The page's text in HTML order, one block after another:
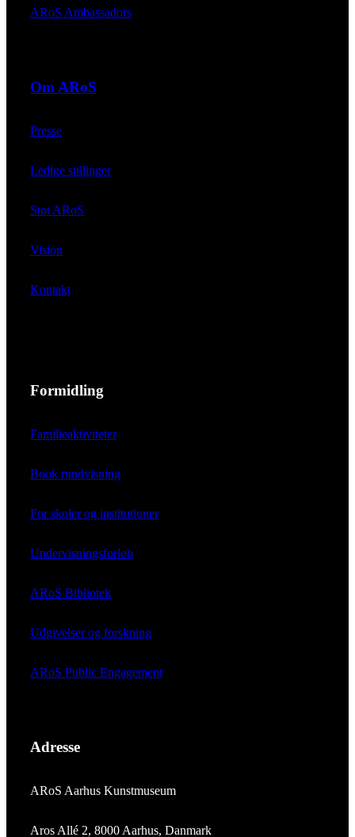
ARoS Ambassadors
Om ARoS
Presse
Ledige stillinger
Støt ARoS
Vision
Kontakt
Formidling
Familieaktiviteter
Book rundvisning
For skoler og institutioner
Undervisningsforløb
ARoS Bibliotek
Udgivelser og forskning
ARoS Public Engagement
Adresse
ARoS Aarhus Kunstmuseum
Aros Allé 2, 8000 Aarhus, Danmark